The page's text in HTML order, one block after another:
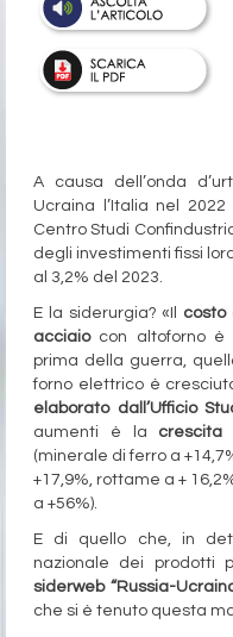
A causa dell’onda
Ucraina l’Italia nel
Centro Studi
degli investimenti fissi
al 3,2% del 2023.
E la siderurgia? «Il costo
acciaiocon altoforno è
prima della guerra,
forno elettrico è
elaborato dall’Ufficio
aumenti è la crescita
(minerale di ferro a
+17,9%, rottame a +
a +56%).
E di quello che, in
nazionale dei prodotti
siderweb “Russia-
che si è tenuto questa